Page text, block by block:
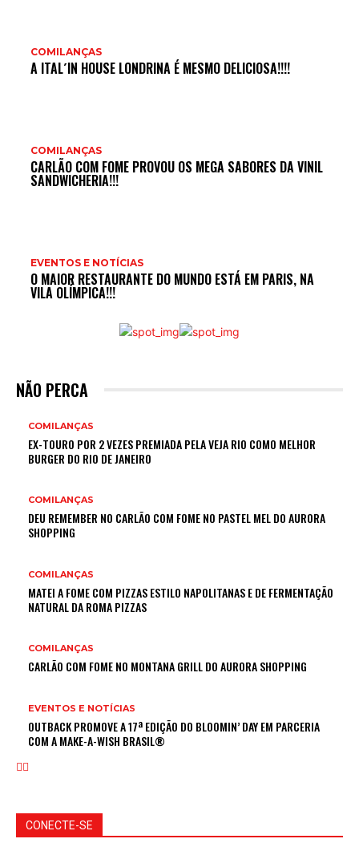
COMILANÇAS
A ITAL´IN HOUSE LONDRINA É MESMO DELICIOSA!!!!
COMILANÇAS
CARLÃO COM FOME PROVOU OS MEGA SABORES DA VINIL
SANDWICHERIA!!!
EVENTOS E NOTÍCIAS
O MAIOR RESTAURANTE DO MUNDO ESTÁ EM PARIS, NA
VILA OLÍMPICA!!!
NÃO PERCA
COMILANÇAS
EX-TOURO POR 2 VEZES PREMIADA PELA VEJA RIO COMO MELHOR
BURGER DO RIO DE JANEIRO
COMILANÇAS
DEU REMEMBER NO CARLÃO COM FOME NO PASTEL MEL DO AURORA
SHOPPING
COMILANÇAS
MATEI A FOME COM PIZZAS ESTILO NAPOLITANAS E DE FERMENTAÇÃO
NATURAL DA ROMA PIZZAS
COMILANÇAS
CARLÃO COM FOME NO MONTANA GRILL DO AURORA SHOPPING
EVENTOS E NOTÍCIAS
OUTBACK PROMOVE A 17ª EDIÇÃO DO BLOOMIN’ DAY EM PARCERIA
COM A MAKE-A-WISH BRASIL®
CONECTE-SE